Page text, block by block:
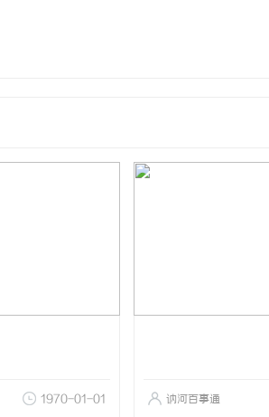
1970-01-01 讷河百事通